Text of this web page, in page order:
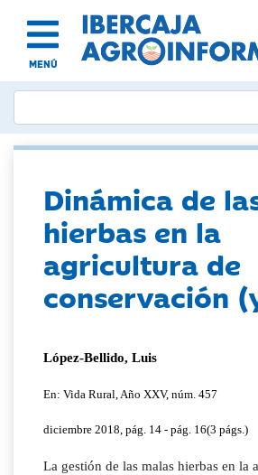
MENÚ
Dinámica de
hierbas en la
agricultura de
conservación
López-Bellido, Luis
En: Vida Rural, Año XXV, núm. 457
diciembre 2018, pág. 14 - pág. 16(3 págs.)
La gestión de las malas hierbas en la